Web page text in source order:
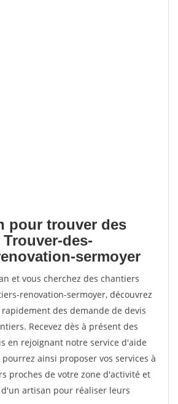
pour trouver des
des-
sermoyer
et vous cherchez des chantiers
renovation-sermoyer, découvrez
des demande de devis
Recevez dès à présent des
en rejoignant notre service d'aide
ainsi proposer vos services à
proches de votre zone d'activité et
artisan pour réaliser leurs